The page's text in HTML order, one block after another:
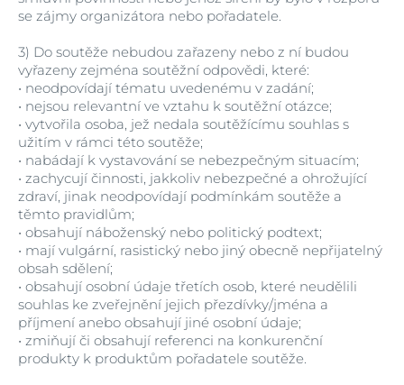
se zájmy organizátora nebo pořadatele.
3) Do soutěže nebudou zařazeny nebo z ní budou
vyřazeny zejména soutěžní odpovědi, které:
• neodpovídají tématu uvedenému v zadání;
• nejsou relevantní ve vztahu k soutěžní otázce;
• vytvořila osoba, jež nedala soutěžícímu souhlas s
užitím v rámci této soutěže;
• nabádají k vystavování se nebezpečným situacím;
• zachycují činnosti, jakkoliv nebezpečné a ohrožující
zdraví, jinak neodpovídají podmínkám soutěže a
těmto pravidlům;
• obsahují náboženský nebo politický podtext;
• mají vulgární, rasistický nebo jiný obecně nepřijatelný
obsah sdělení;
• obsahují osobní údaje třetích osob, které neudělili
souhlas ke zveřejnění jejich přezdívky/jména a
příjmení anebo obsahují jiné osobní údaje;
• zmiňují či obsahují referenci na konkurenční
produkty k produktům pořadatele soutěže.